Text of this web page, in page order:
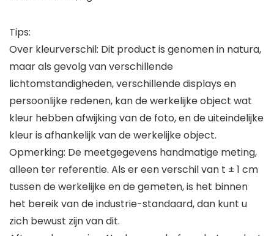
Tips:
Over kleurverschil: Dit product is genomen in natura,
maar als gevolg van verschillende
lichtomstandigheden, verschillende displays en
persoonlijke redenen, kan de werkelijke object wat
kleur hebben afwijking van de foto, en de uiteindelijke
kleur is afhankelijk van de werkelijke object.
Opmerking: De meetgegevens handmatige meting,
alleen ter referentie. Als er een verschil van t ± 1 cm
tussen de werkelijke en de gemeten, is het binnen
het bereik van de industrie-standaard, dan kunt u
zich bewust zijn van dit.